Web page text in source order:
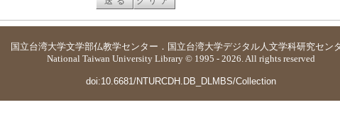
国立台湾大学文学部仏教学センター ． 国立台湾大学デジタル人文学科研究セン
National Taiwan University Library © 1995 - 2026. All rights reserved
doi:10.6681/NTURCDH.DB_DLMBS/Collection